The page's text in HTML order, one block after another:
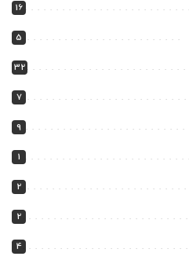
16
5
32
7
9
1
2
2
4